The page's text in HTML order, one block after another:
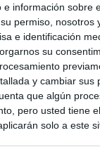
información sobre
permiso, nosotros
e identificación
su
y cambiar
que algún
pero usted tiene
solo a este